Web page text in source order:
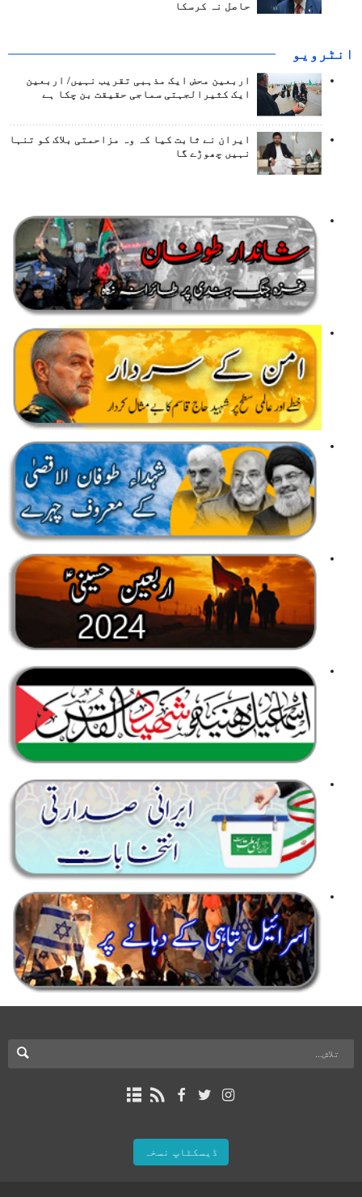
حاصل نہ کرسکا
انٹرويو
اربعین محض ایک مذہبی تقریب نہیں/ اربعین
ایک کثیرالجہتی سماجی حقیقت بن چکا ہے
ایران نے ثابت کیا کہ وہ مزاحمتی بلاک کو تنہا
نہیں چھوڑے گا
ڈیسکٹاپ نسخہ